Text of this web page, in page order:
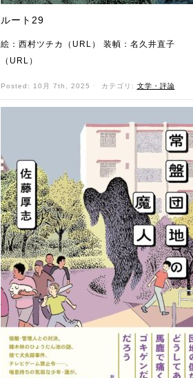
ルート29
絵：西村ツチカ（URL） 装幀：名久井直子
（URL）
Posted: 10月 7th, 2025 ˑ カテゴリ: 文学・評論